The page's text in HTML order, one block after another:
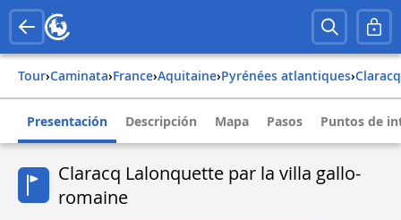
Tour› Caminata› france› aquitaine› pyrénées atlantiques› claracq
Presentación Descripción Mapa Pasos Puntos de
Claracq Lalonquette par la villa gallo-
romaine